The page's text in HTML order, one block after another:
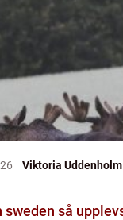
Viktoria Uddenholm
så upplevs